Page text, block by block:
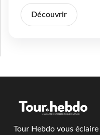
Découvrir
Tour Hebdo vous